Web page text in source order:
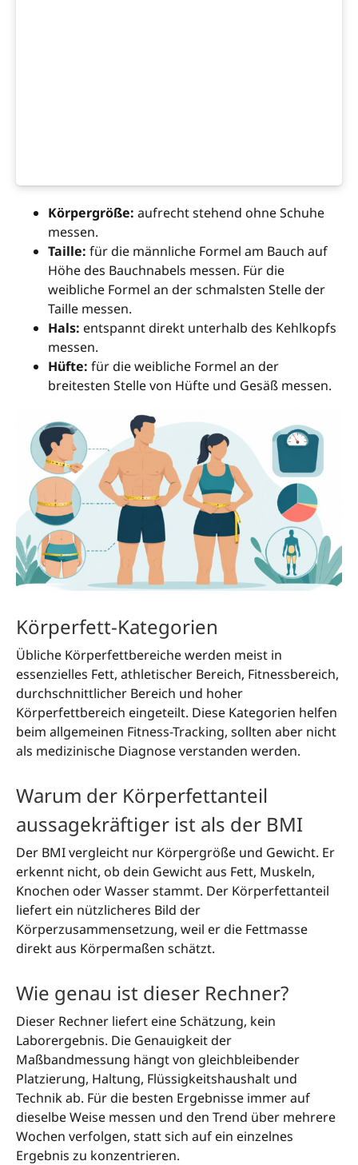
Körpergröße: aufrecht stehend ohne Schuhe
messen.
Taille: für die männliche Formel am Bauch auf
Höhe des Bauchnabels messen. Für die
weibliche Formel an der schmalsten Stelle der
Taille messen.
Hals: entspannt direkt unterhalb des Kehlkopfs
messen.
Hüfte: für die weibliche Formel an der
breitesten Stelle von Hüfte und Gesäß messen.
Körperfett-Kategorien
Übliche Körperfettbereiche werden meist in
essenzielles Fett, athletischer Bereich, Fitnessbereich,
durchschnittlicher Bereich und hoher
Körperfettbereich eingeteilt. Diese Kategorien helfen
beim allgemeinen Fitness-Tracking, sollten aber nicht
als medizinische Diagnose verstanden werden.
Warum der Körperfettanteil
aussagekräftiger ist als der BMI
Der BMI vergleicht nur Körpergröße und Gewicht. Er
erkennt nicht, ob dein Gewicht aus Fett, Muskeln,
Knochen oder Wasser stammt. Der Körperfettanteil
liefert ein nützlicheres Bild der
Körperzusammensetzung, weil er die Fettmasse
direkt aus Körpermaßen schätzt.
Wie genau ist dieser Rechner?
Dieser Rechner liefert eine Schätzung, kein
Laborergebnis. Die Genauigkeit der
Maßbandmessung hängt von gleichbleibender
Platzierung, Haltung, Flüssigkeitshaushalt und
Technik ab. Für die besten Ergebnisse immer auf
dieselbe Weise messen und den Trend über mehrere
Wochen verfolgen, statt sich auf ein einzelnes
Ergebnis zu konzentrieren.